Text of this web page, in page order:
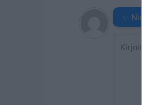
✨ Nimikone